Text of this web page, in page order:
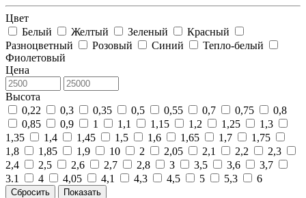
Цвет
Белый
Желтый Зеленый
Красный
Разноцветный
Розовый Синий
Тепло-белый
Фиолетовый
Цена
Высота
0,22
0,3 0,35 0,5 0,55 0,7 0,75
0,8
0,85
0,9 1 1,1 1,15 1,2 1,25
1,3
1,35
1,4 1,45 1,5 1,6 1,65 1,7
1,75
1,8
1,85 1,9 10 2 2,05 2,1 2,2
2,3
2,4
2,5 2,6 2,7 2,8 3 3,5 3,6
3,7
3.1
4 4,05 4,1 4,3 4,5 5 5,3 6
Сбросить Показать